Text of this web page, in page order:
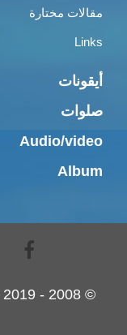
مقالات مختارة
Links
أيقونات
صلوات
Audio/video
Album